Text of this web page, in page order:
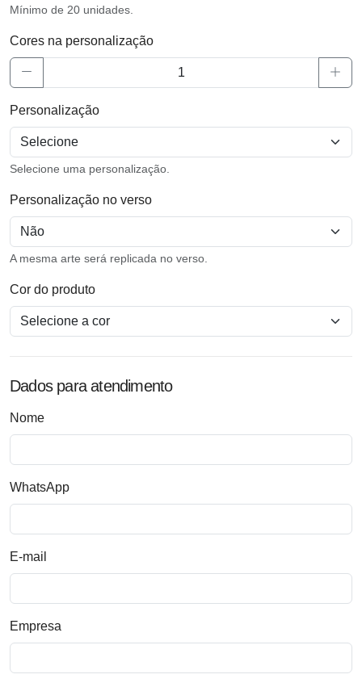
Mínimo de 20 unidades.
Cores na personalização
Personalização
Selecione uma personalização.
Personalização no verso
A mesma arte será replicada no verso.
Cor do produto
Dados para atendimento
Nome
WhatsApp
E-mail
Empresa